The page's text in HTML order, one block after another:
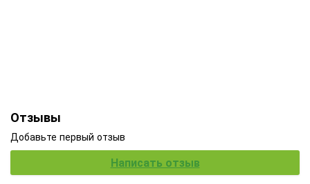
Отзывы
Добавьте первый отзыв
Написать отзыв